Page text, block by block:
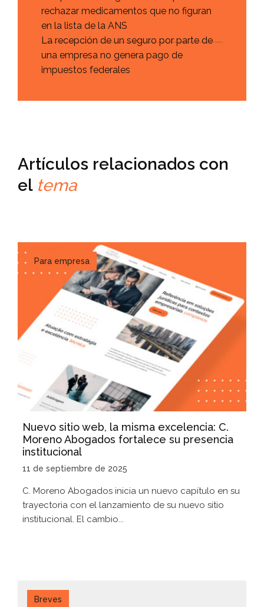
rechazar medicamentos que no figuran
en la lista de la ANS
La recepción de un seguro por parte de
una empresa no genera pago de
impuestos federales
Artículos relacionados con
el tema
Para empresa
Nuevo sitio web, la misma excelencia: C.
Moreno Abogados fortalece su presencia
institucional
11 de septiembre de 2025
C. Moreno Abogados inicia un nuevo capítulo en su
trayectoria con el lanzamiento de su nuevo sitio
institucional. El cambio...
Breves